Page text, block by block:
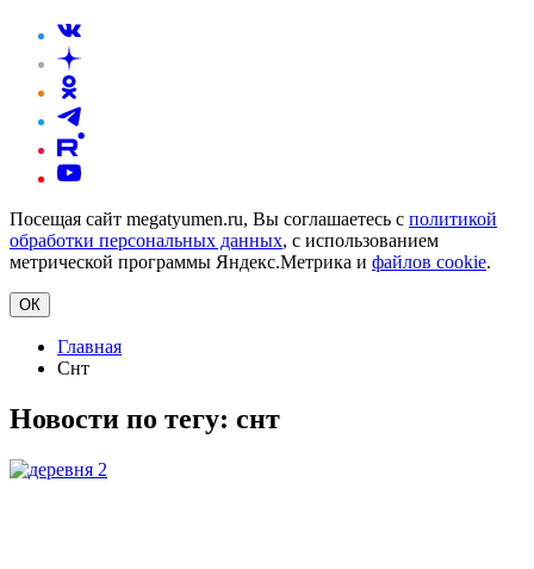
Посещая сайт megatyumen.ru, Вы соглашаетесь с политикой
обработки персональных данных, с использованием
метрической программы Яндекс.Метрика и файлов cookie.
ОК
Главная
Снт
Новости по тегу: снт